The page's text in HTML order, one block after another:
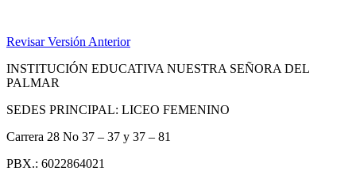
Revisar Versión Anterior
INSTITUCIÓN EDUCATIVA NUESTRA SEÑORA DEL
PALMAR
SEDES PRINCIPAL: LICEO FEMENINO
Carrera 28 No 37 – 37 y 37 – 81
PBX.: 6022864021